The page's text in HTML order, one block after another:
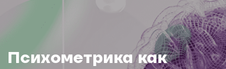
Психометрика как